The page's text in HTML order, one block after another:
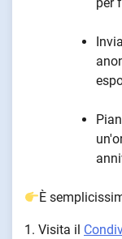
per
È
1. Visita il